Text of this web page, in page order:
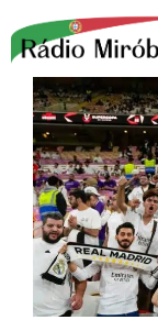
para
conteúdo